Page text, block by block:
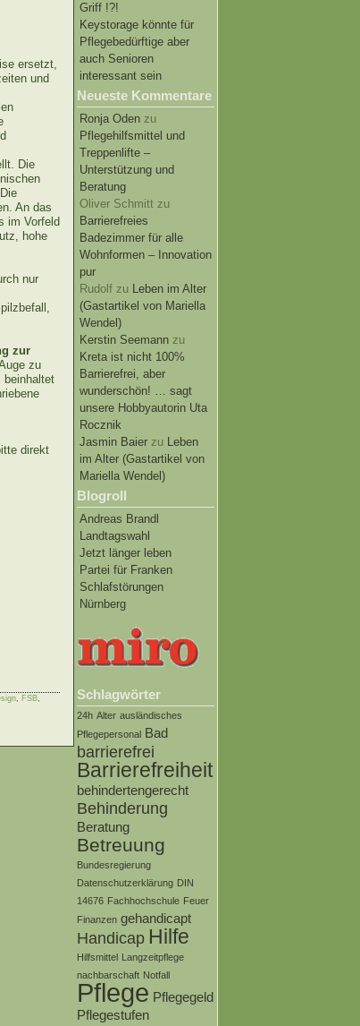
Griff !?!
Keystorage könnte für
Pflegebedürftige aber
auch Senioren
interessant sein
Neueste Kommentare
Ronja Oden zu
Pflegehilfsmittel und
Treppenlifte –
Unterstützung und
Beratung
Oliver Schmitt zu
Barrierefreies
Badezimmer für alle
Wohnformen – Innovation
pur
Rudolf zu Leben im Alter
(Gastartikel von Mariella
Wendel)
Kerstin Seemann zu
Kreta ist nicht 100%
Barrierefrei, aber
wunderschön! … sagt
unsere Hobbyautorin Uta
Rocznik
Jasmin Baier zu Leben
im Alter (Gastartikel von
Mariella Wendel)
Blogroll
Andreas Brandl
Landtagswahl
Jetzt länger leben
Partei für Franken
Schlafstörungen
Nürnberg
Schlagwörter
24h Alter ausländisches
Pflegepersonal Bad
barrierefrei
Barrierefreiheit
behindertengerecht
Behinderung
Beratung
Betreuung
Bundesregierung
Datenschutzerklärung DIN
14676 Fachhochschule Feuer
Finanzen gehandicapt
Handicap Hilfe
Hilfsmittel Langzeitpflege
nachbarschaft Notfall
Pflege Pflegegeld
Pflegestufen
ersetzt,
und
Die
An das
im Vorfeld
hohe
nur
zur
zu
beinhaltet
direkt
FSB